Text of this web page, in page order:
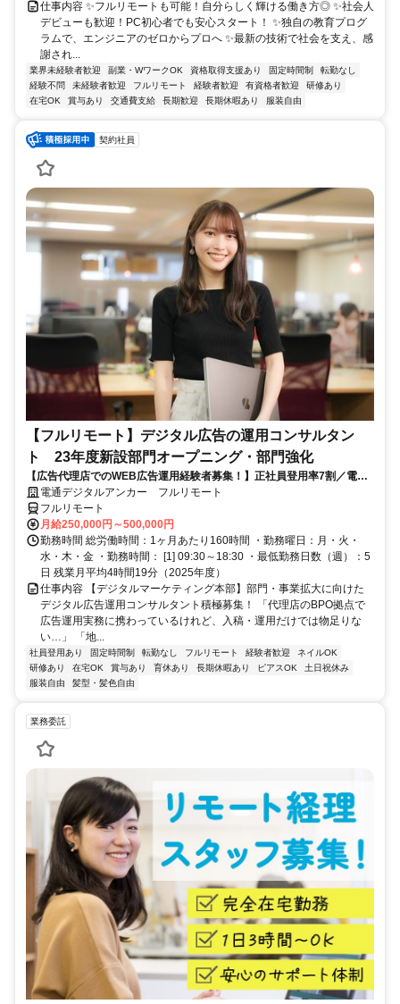
仕事内容 ✨フルリモートも可能！自分らしく輝ける働き方◎ ✨社会人
デビューも歓迎！PC初心者でも安心スタート！ ✨独自の教育プログ
ラムで、エンジニアのゼロからプロへ ✨最新の技術で社会を支え、感
謝され...
業界未経験者歓迎 副業・WワークOK 資格取得支援あり 固定時間制
転勤なし
経験不問
未経験者歓迎 フルリモート 経験者歓迎 有資格者歓迎
研修あり
在宅OK
賞与あり 交通費支給 長期歓迎 長期休暇あり 服装自由
契約社員
【フルリモート】デジタル広告の運用コンサルタン
ト 23年度新設部門オープニング・部門強化
【広告代理店でのWEB広告運用経験者募集！】正社員登用率7割／電通
G／全国×完全在宅／年休126日・土日祝休み／残業月平均4時間19分
電通デジタルアンカー フルリモート
フルリモート
月給250,000円～500,000円
勤務時間 総労働時間：1ヶ月あたり160時間 ・勤務曜日：月・火・
水・木・金 ・勤務時間： [1] 09:30～18:30 ・最低勤務日数（週）：5
日 残業月平均4時間19分（2025年度）
仕事内容 【デジタルマーケティング本部】部門・事業拡大に向けた
デジタル広告運用コンサルタント積極募集！ 「代理店のBPO拠点で
広告運用実務に携わっているけれど、入稿・運用だけでは物足りな
い…」 「地...
社員登用あり 固定時間制 転勤なし フルリモート 経験者歓迎
ネイルOK
研修あり
在宅OK 賞与あり 育休あり 長期休暇あり ピアスOK
土日祝休み
服装自由
髪型・髪色自由
業務委託